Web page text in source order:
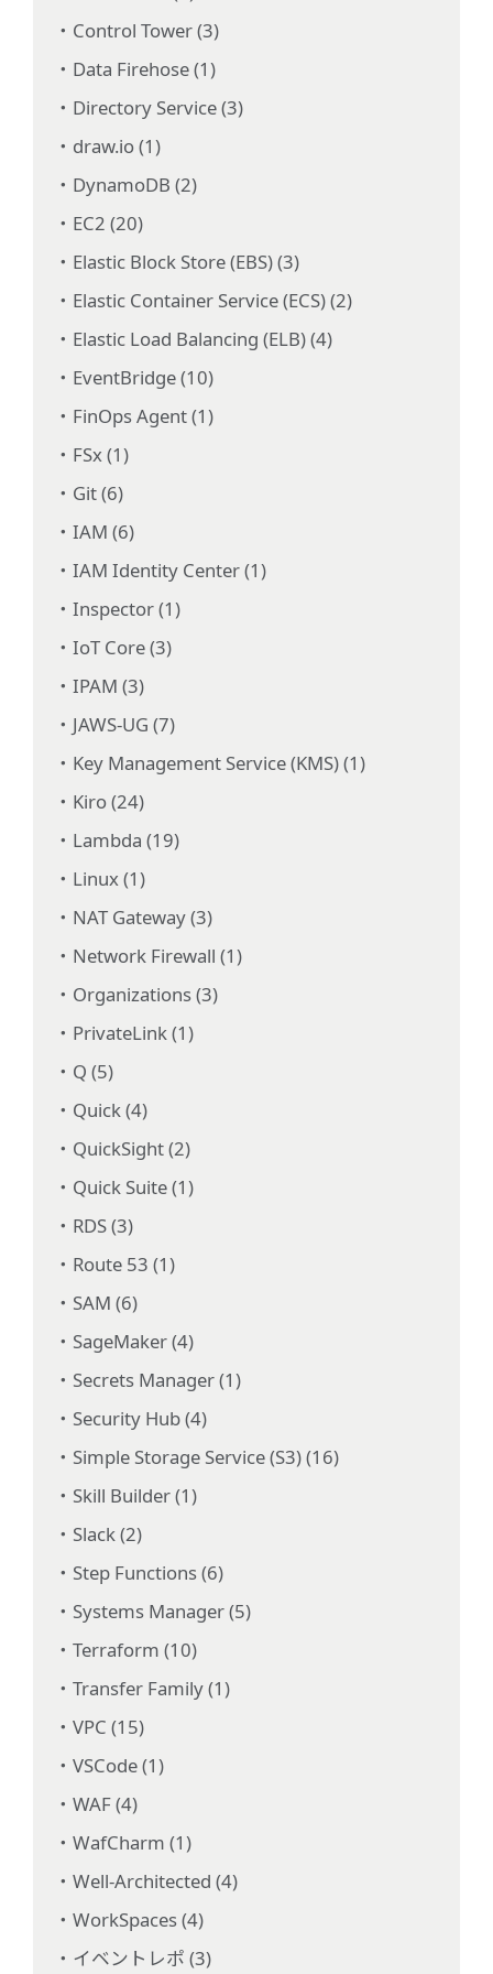
Control Tower (3)
Data Firehose (1)
Directory Service (3)
draw.io (1)
DynamoDB (2)
EC2 (20)
Elastic Block Store (EBS) (3)
Elastic Container Service (ECS) (2)
Elastic Load Balancing (ELB) (4)
EventBridge (10)
FinOps Agent (1)
FSx (1)
Git (6)
IAM (6)
IAM Identity Center (1)
Inspector (1)
IoT Core (3)
IPAM (3)
JAWS-UG (7)
Key Management Service (KMS) (1)
Kiro (24)
Lambda (19)
Linux (1)
NAT Gateway (3)
Network Firewall (1)
Organizations (3)
PrivateLink (1)
Q (5)
Quick (4)
QuickSight (2)
Quick Suite (1)
RDS (3)
Route 53 (1)
SAM (6)
SageMaker (4)
Secrets Manager (1)
Security Hub (4)
Simple Storage Service (S3) (16)
Skill Builder (1)
Slack (2)
Step Functions (6)
Systems Manager (5)
Terraform (10)
Transfer Family (1)
VPC (15)
VSCode (1)
WAF (4)
WafCharm (1)
Well-Architected (4)
WorkSpaces (4)
イベントレポ (3)